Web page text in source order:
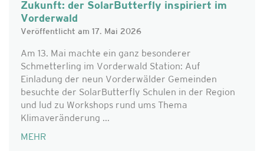
Zukunft: der SolarButterfly inspiriert im
Vorderwald
Veröffentlicht am 17. Mai 2026
Am 13. Mai machte ein ganz besonderer
Schmetterling im Vorderwald Station: Auf
Einladung der neun Vorderwälder Gemeinden
besuchte der SolarButterfly Schulen in der Region
und lud zu Workshops rund ums Thema
Klimaveränderung ...
MEHR